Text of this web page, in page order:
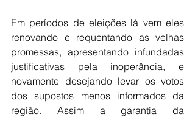
Em períodos de eleições lá vem eles
renovando e requentando as velhas
promessas, apresentando infundadas
justificativas pela inoperância, e
novamente desejando levar os votos
dos supostos menos informados da
região. Assim a garantia da